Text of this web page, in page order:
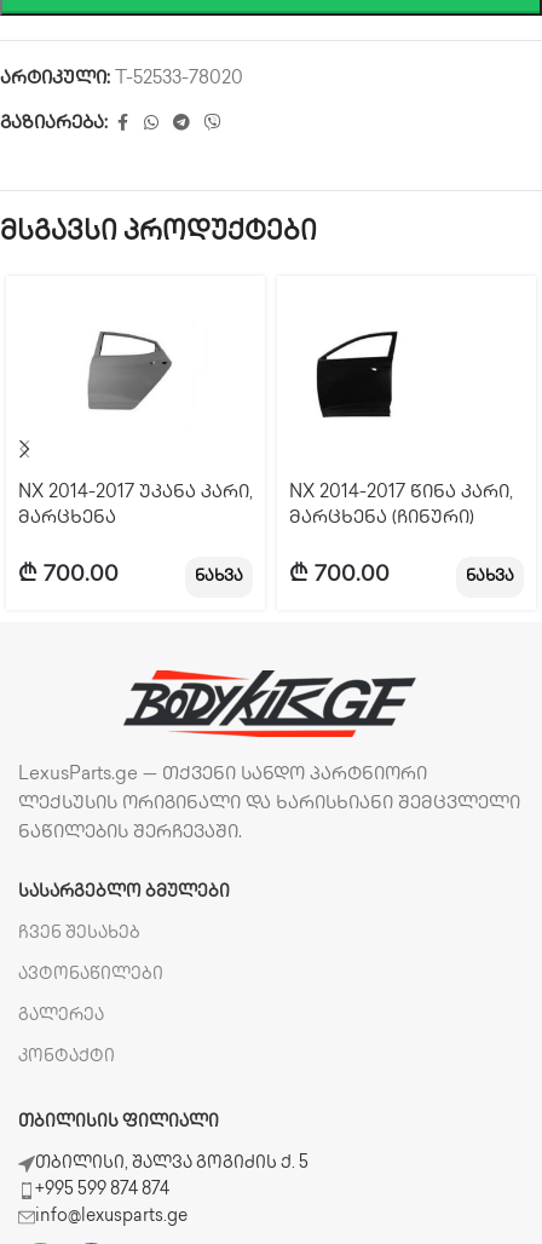
არტიკული: T-52533-78020
გაზიარება:
მსგავსი პროდუქტები
NX 2014-2017 უკანა კარი,
მარცხენა
₾ 700.00 ნახვა
NX 2014-2017 წინა კარი,
მარცხენა (ჩინური)
₾ 700.00 ნახვა
LexusParts.ge — თქვენი სანდო პარტნიორი
ლექსუსის ორიგინალი და ხარისხიანი შემცვლელი
ნაწილების შერჩევაში.
ᲡᲐᲡᲐᲠᲒᲔᲑᲚᲝ ᲑᲛᲣᲚᲔᲑᲘ
ჩვენ შესახებ
ავტონაწილები
გალერეა
კონტაქტი
ᲗᲑᲘᲚᲘᲡᲘᲡ ᲤᲘᲚᲘᲐᲚᲘ
თბილისი, შალვა გოგიძის ქ. 5
+995 599 874 874
info@lexusparts.ge